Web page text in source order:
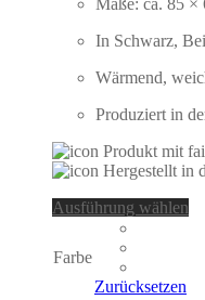
Maße: ca. 85
In Schwarz,
Wärmend,
Produziert in
Ausführung wählen
Farbe
Zurücksetzen